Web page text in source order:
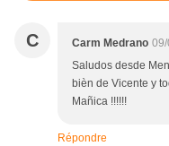
C Carm Medrano
Saludos desde
bièn de Vicente y
Mañica !!!!!!
Répondre